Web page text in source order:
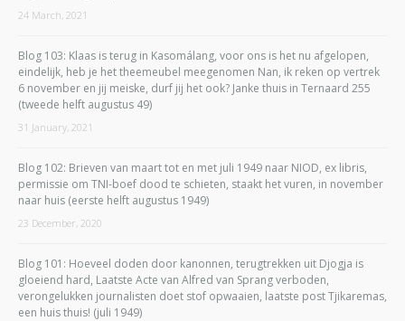
24 March, 2021
Blog 103: Klaas is terug in Kasomálang, voor ons is het nu afgelopen,
eindelijk, heb je het theemeubel meegenomen Nan, ik reken op vertrek
6 november en jij meiske, durf jij het ook? Janke thuis in Ternaard 255
(tweede helft augustus 49)
31 January, 2021
Blog 102: Brieven van maart tot en met juli 1949 naar NIOD, ex libris,
permissie om TNI-boef dood te schieten, staakt het vuren, in november
naar huis (eerste helft augustus 1949)
23 December, 2020
Blog 101: Hoeveel doden door kanonnen, terugtrekken uit Djogja is
gloeiend hard, Laatste Acte van Alfred van Sprang verboden,
verongelukken journalisten doet stof opwaaien, laatste post Tjikaremas,
een huis thuis! (juli 1949)